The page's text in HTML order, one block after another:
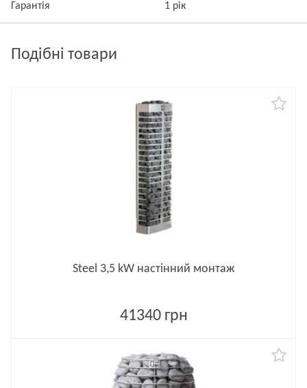
Гарантія 1 рік
Подібні товари
Steel 3,5 kW настінний монтаж
41340 грн